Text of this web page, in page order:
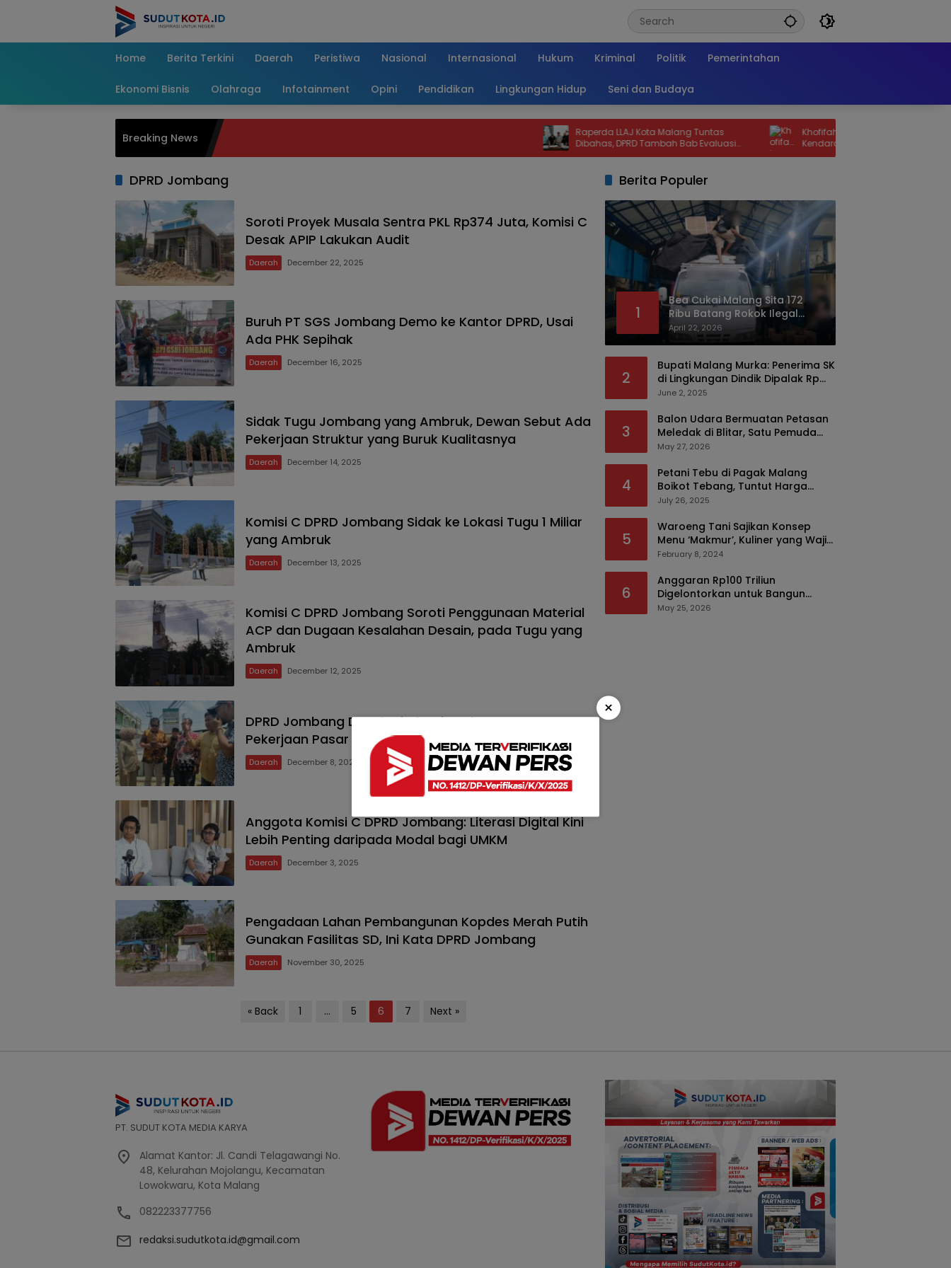
Home
Berita Terkini Daerah Peristiwa Nasional Internasional Hukum Kriminal Politik Pemerintahan
Ekonomi Bisnis Olahraga Infotainment Opini Pendidikan Lingkungan Hidup Seni dan Budaya
Breaking News
Raperda LLAJ Kota Malang Tuntas
Dibahas, DPRD Tambah Bab Evaluasi
dan Delapan Catatan Strategis Demi
Khofifah Luncurkan Pemutihan Pajak
Kendaraan di Samsat Kota Malang,
Ratusan Driver Ojol Ikut Meriahkan HUT RI
DPRD Jombang
Soroti Proyek Musala Sentra PKL Rp374 Juta, Komisi C
Desak APIP Lakukan Audit
Daerah December 22, 2025
Buruh PT SGS Jombang Demo ke Kantor DPRD, Usai
Ada PHK Sepihak
Daerah December 16, 2025
Sidak Tugu Jombang yang Ambruk, Dewan Sebut Ada
Pekerjaan Struktur yang Buruk Kualitasnya
Daerah December 14, 2025
Komisi C DPRD Jombang Sidak ke Lokasi Tugu 1 Miliar
yang Ambruk
Daerah December 13, 2025
Komisi C DPRD Jombang Soroti Penggunaan Material
ACP dan Dugaan Kesalahan Desain, pada Tugu yang
Ambruk
Daerah December 12, 2025
DPRD Jombang Desak Disdagrin Kebut Progres
Pekerjaan Pasar Ploso yang Baru 88 Persen
Daerah December 8, 2025
Anggota Komisi C DPRD Jombang: Literasi Digital Kini
Lebih Penting daripada Modal bagi UMKM
Daerah December 3, 2025
Pengadaan Lahan Pembangunan Kopdes Merah Putih
Gunakan Fasilitas SD, Ini Kata DPRD Jombang
Daerah November 30, 2025
« Back 1 … 5 6 7 Next »
Berita Populer
1
Bea Cukai Malang Sita 172
Ribu Batang Rokok Ilegal
Bermodus Kemasan Sabun
April 22, 2026
2
Bupati Malang Murka: Penerima SK
di Lingkungan Dindik Dipalak Rp
150 Ribu Pakai Modus Tumpengan,
June 2, 2025
3
Balon Udara Bermuatan Petasan
Meledak di Blitar, Satu Pemuda
Tewas dan Dua Anak Luka Serius
May 27, 2026
4
Petani Tebu di Pagak Malang
Boikot Tebang, Tuntut Harga
yang Layak
July 26, 2025
5
Waroeng Tani Sajikan Konsep
Menu ‘Makmur’, Kuliner yang Wajib
Dikunjungi di Malang
February 8, 2024
6
Anggaran Rp100 Triliun
Digelontorkan untuk Bangun
Kembali Sumatra, Hunian Korban
May 25, 2026
PT. SUDUT KOTA MEDIA KARYA
Alamat Kantor: Jl. Candi Telagawangi No.
48, Kelurahan Mojolangu, Kecamatan
Lowokwaru, Kota Malang
082223377756
redaksi.sudutkota.id@gmail.com
×